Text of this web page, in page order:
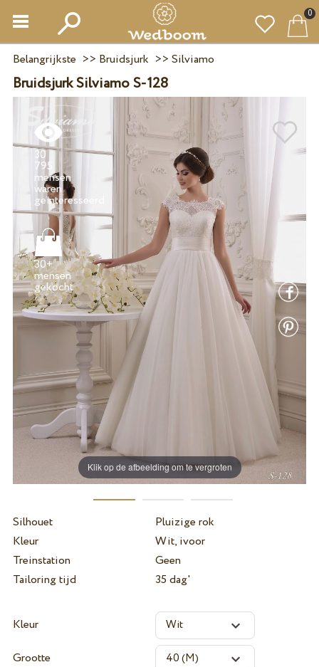
0
Belangrijkste >> Bruidsjurk >> Silviamo
Bruidsjurk Silviamo S-128
Klik op de afbeelding om te vergroten
30
795
mensen
waren
30+
mensen
gekocht
Silhouet
Pluizige rok
Kleur
Wit, ivoor
Treinstation
Geen
Tailoring tijd
35 dag'
Kleur
Grootte